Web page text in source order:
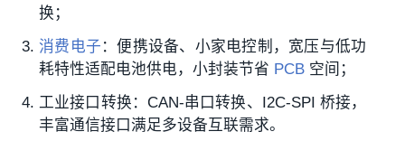
换；
消费电子 ：便携设备、小家电控制，宽压与低功
耗特性适配电池供电，小封装节省 PCB 空间；
工业接口转换：CAN‑串口转换、I2C‑SPI 桥接，
丰富通信接口满足多设备互联需求。